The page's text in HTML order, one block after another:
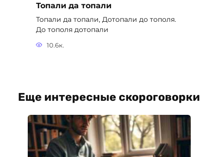
Топали да топали
Топали да топали, Дотопали до тополя.
До тополя дотопали
10.6к.
Еще интересные скороговорки